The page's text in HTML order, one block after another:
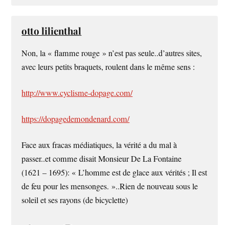
otto lilienthal
Non, la « flamme rouge » n’est pas seule..d’autres sites,
avec leurs petits braquets, roulent dans le même sens :
http://www.cyclisme-dopage.com/
https://dopagedemondenard.com/
Face aux fracas médiatiques, la vérité a du mal à
passer..et comme disait Monsieur De La Fontaine
(1621 – 1695): « L’homme est de glace aux vérités ; Il est
de feu pour les mensonges. »..Rien de nouveau sous le
soleil et ses rayons (de bicyclette)